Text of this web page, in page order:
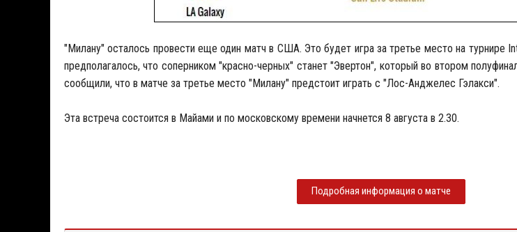
"Милану" осталось провести еще один матч в США. Это будет игра за третье место на турнире
предполагалось, что соперником "красно-черных" станет "Эвертон", который во втором
сообщили, что в матче за третье место "Милану" предстоит играть с "Лос-Анджелес Гэлакси".
Эта встреча состоится в Майами и по московскому времени начнется 8 августа в 2.30.
Подробная информация о матче